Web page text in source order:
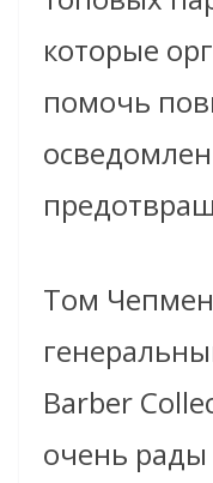
которые
помочь
Том
Barber
очень